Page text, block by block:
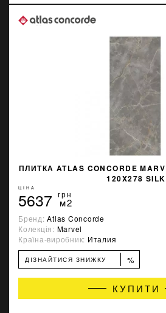
ПЛИТКА ATLAS CONCORDE
120X278 SILK
ЦІНА
5637 грн
м2
Бренд:Atlas Concorde
Колекція: Marvel
Країна-виробник: Италия
ДІЗНАЙТИСЯ ЗНИЖКУ %
КУПИТИ